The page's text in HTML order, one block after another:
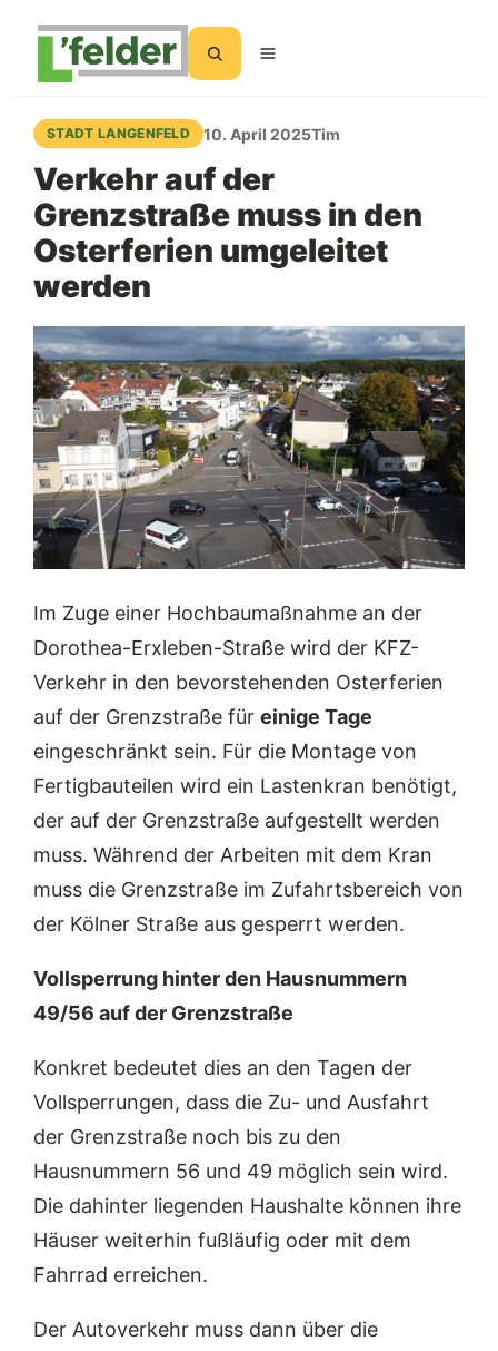
STADT LANGENFELD 10. April 2025Tim
Verkehr auf der
Grenzstraße muss in den
Osterferien umgeleitet
werden
Im Zuge einer Hochbaumaßnahme an der
Dorothea-Erxleben-Straße wird der KFZ-
Verkehr in den bevorstehenden Osterferien
auf der Grenzstraße für einige Tage
eingeschränkt sein. Für die Montage von
Fertigbauteilen wird ein Lastenkran benötigt,
der auf der Grenzstraße aufgestellt werden
muss. Während der Arbeiten mit dem Kran
muss die Grenzstraße im Zufahrtsbereich von
der Kölner Straße aus gesperrt werden.
Vollsperrung hinter den Hausnummern
49/56 auf der Grenzstraße
Konkret bedeutet dies an den Tagen der
Vollsperrungen, dass die Zu- und Ausfahrt
der Grenzstraße noch bis zu den
Hausnummern 56 und 49 möglich sein wird.
Die dahinter liegenden Haushalte können ihre
Häuser weiterhin fußläufig oder mit dem
Fahrrad erreichen.
Der Autoverkehr muss dann über die